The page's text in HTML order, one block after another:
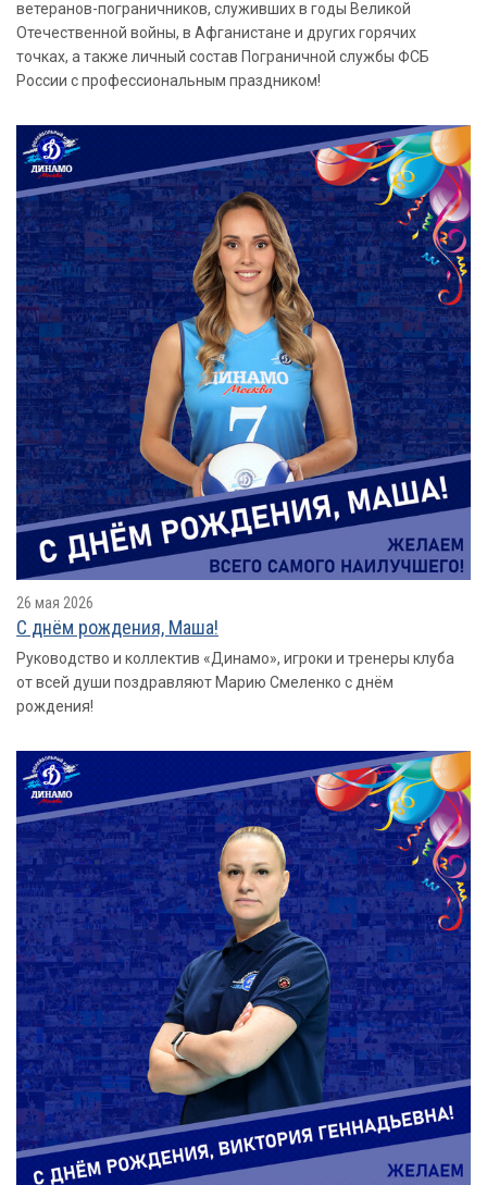
ветеранов-пограничников, служивших в годы Великой
Отечественной войны, в Афганистане и других горячих
точках, а также личный состав Пограничной службы ФСБ
России с профессиональным праздником!
26 мая 2026
С днём рождения, Маша!
Руководство и коллектив «Динамо», игроки и тренеры клуба
от всей души поздравляют Марию Смеленко с днём
рождения!